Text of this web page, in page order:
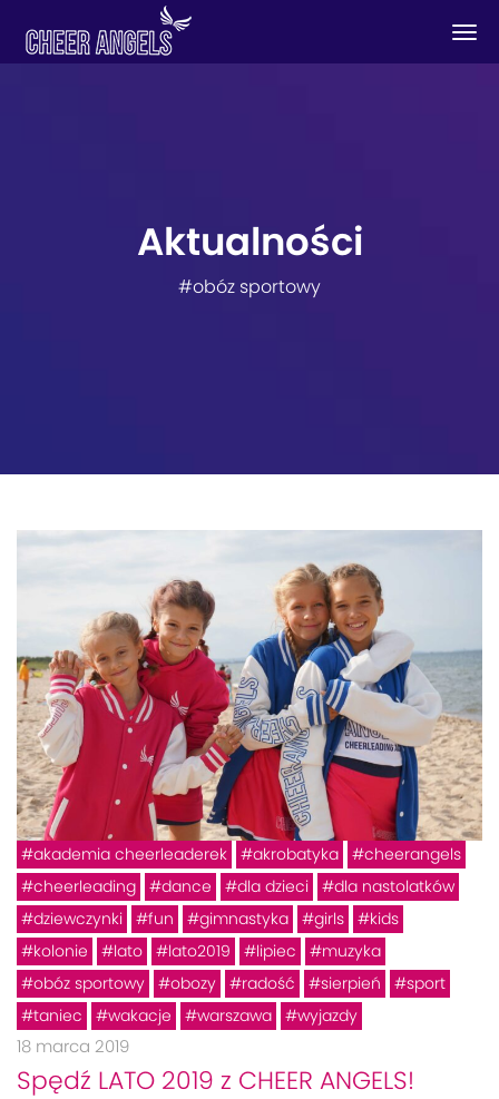
Aktualności
#obóz sportowy
akademia cheerleaderek akrobatyka
cheerangels
cheerleading
dance dla dzieci
dla nastolatków
dziewczynki
fun gimnastyka girls
kids
kolonie
lato lato2019 lipiec
muzyka
obóz sportowy
obozy radość sierpień
sport
taniec
wakacje warszawa wyjazdy
18 marca 2019
Spędź LATO 2019 z CHEER ANGELS!